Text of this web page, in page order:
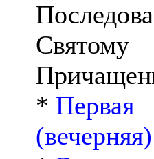
Святому
* Первая